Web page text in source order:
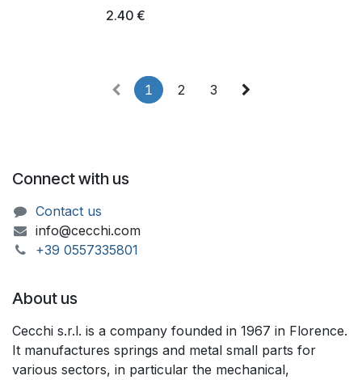
2.40 €
1 2 3
Connect with us
Contact us
info@cecchi.com
+39 055733​​5801
About us
Cecchi s.r.l. is a company founded in 1967 in Florence.
It manufactures springs and metal small parts for
various sectors, in particular the mechanical,